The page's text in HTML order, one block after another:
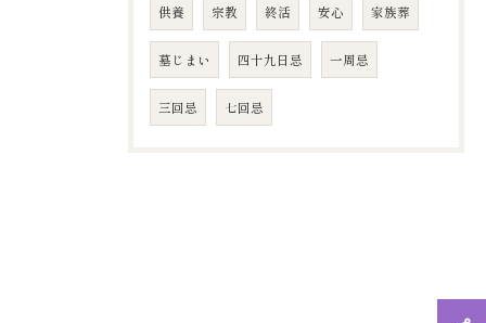
供養 宗教 終活 安心 家族葬
墓じまい 四十九日忌 ​一周忌
​三回忌 七回忌